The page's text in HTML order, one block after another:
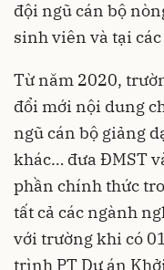
đội ngũ cán bộ
sinh viên và tại
Từ năm 2020,
đổi mới nội dung
ngũ cán bộ giảng
khác… đưa ĐMST
phần chính thức
tất cả các ngành
với trường khi có
trình PT Dự án